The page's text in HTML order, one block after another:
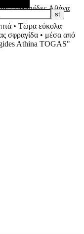
• Τώρα εύκολα
σφραγίδα • μέσα από
Athina TOGAS"